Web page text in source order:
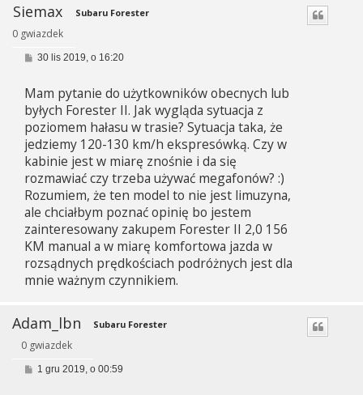
Siemax
0 gwiazdek
Subaru Forester
P
t
30 lis 2019, o 16:20
Mam pytanie do użytkowników obecnych lub
byłych Forester II. Jak wygląda sytuacja z
poziomem hałasu w trasie? Sytuacja taka, że
jedziemy 120-130 km/h ekspresówką. Czy w
kabinie jest w miarę znośnie i da się
rozmawiać czy trzeba używać megafonów? :)
Rozumiem, że ten model to nie jest limuzyna,
ale chciałbym poznać opinię bo jestem
zainteresowany zakupem Forester II 2,0 156
KM manual a w miarę komfortowa jazda w
rozsądnych prędkościach podróżnych jest dla
mnie ważnym czynnikiem.
Adam_lbn
0 gwiazdek
Subaru Forester
P1 gru 2019, o 00:59